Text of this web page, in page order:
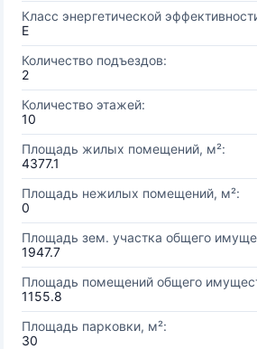
Класс энергетической
E
Количество подъездов:
2
Количество этажей:
10
Площадь жилых помещений, м²:
4377.1
Площадь нежилых помещений, м²:
0
Площадь зем. участка общего
1947.7
Площадь помещений общего
1155.8
Площадь парковки, м²:
30